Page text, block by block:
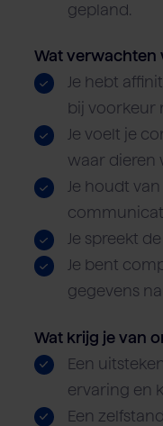
gepland.
Wat verwachten
Je hebt
bij voorkeur
Je voelt je
waar dieren
Je houdt
Je spreekt
Je bent
gegevens
Wat krijg je van
Een
ervaring en
Een